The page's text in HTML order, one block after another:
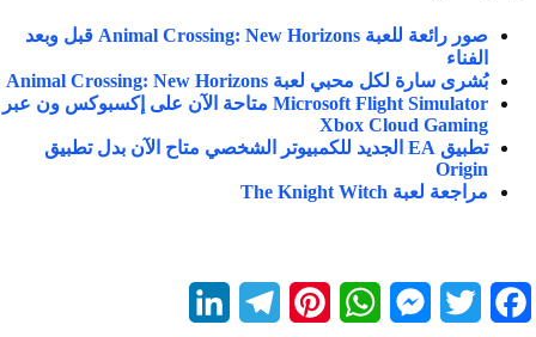
صور رائعة للعبة Animal Crossing: New Horizons قبل وبعد
الفناء
بُشرى سارة لكل محبي لعبة Animal Crossing: New Horizons
Microsoft Flight Simulator متاحة الآن على إكسبوكس ون عبر
Xbox Cloud Gaming
تطبيق EA الجديد للكمبيوتر الشخصي متاح الآن بدل تطبيق
Origin
مراجعة لعبة The Knight Witch
M
W